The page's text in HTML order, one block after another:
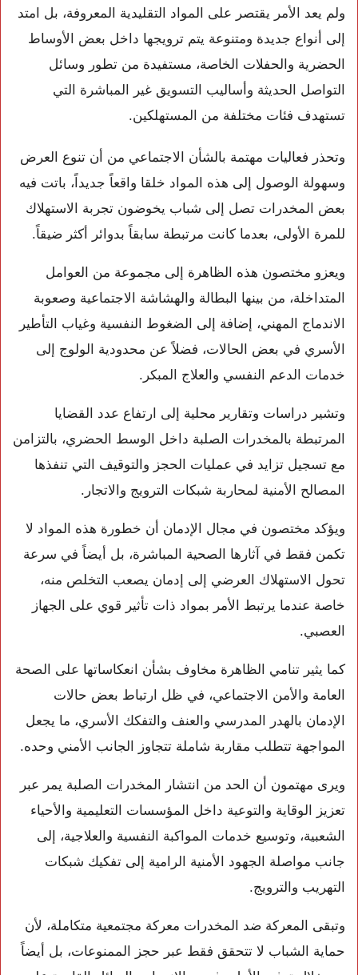
ولم يعد الأمر يقتصر على المواد التقليدية المعروفة، بل امتد
إلى أنواع جديدة ومتنوعة يتم ترويجها داخل بعض الأوساط
الحضرية والحفلات الخاصة، مستفيدة من تطور وسائل
التواصل الحديثة وأساليب التسويق غير المباشرة التي
تستهدف فئات مختلفة من المستهلكين.
وتحذر فعاليات مهتمة بالشأن الاجتماعي من أن تنوع العرض
وسهولة الوصول إلى هذه المواد خلقا واقعاً جديداً، باتت فيه
بعض المخدرات تصل إلى شباب يخوضون تجربة الاستهلاك
للمرة الأولى، بعدما كانت مرتبطة سابقاً بدوائر أكثر ضيقاً.
ويعزو مختصون هذه الظاهرة إلى مجموعة من العوامل
المتداخلة، من بينها البطالة والهشاشة الاجتماعية وصعوبة
الاندماج المهني، إضافة إلى الضغوط النفسية وغياب التأطير
الأسري في بعض الحالات، فضلاً عن محدودية الولوج إلى
خدمات الدعم النفسي والعلاج المبكر.
وتشير دراسات وتقارير محلية إلى ارتفاع عدد القضايا
المرتبطة بالمخدرات الصلبة داخل الوسط الحضري، بالتزامن
مع تسجيل تزايد في عمليات الحجز والتوقيف التي تنفذها
المصالح الأمنية لمحاربة شبكات الترويج والاتجار.
ويؤكد مختصون في مجال الإدمان أن خطورة هذه المواد لا
تكمن فقط في آثارها الصحية المباشرة، بل أيضاً في سرعة
تحول الاستهلاك العرضي إلى إدمان يصعب التخلص منه،
خاصة عندما يرتبط الأمر بمواد ذات تأثير قوي على الجهاز
العصبي.
كما يثير تنامي الظاهرة مخاوف بشأن انعكاساتها على الصحة
العامة والأمن الاجتماعي، في ظل ارتباط بعض حالات
الإدمان بالهدر المدرسي والعنف والتفكك الأسري، ما يجعل
المواجهة تتطلب مقاربة شاملة تتجاوز الجانب الأمني وحده.
ويرى مهتمون أن الحد من انتشار المخدرات الصلبة يمر عبر
تعزيز الوقاية والتوعية داخل المؤسسات التعليمية والأحياء
الشعبية، وتوسيع خدمات المواكبة النفسية والعلاجية، إلى
جانب مواصلة الجهود الأمنية الرامية إلى تفكيك شبكات
التهريب والترويج.
وتبقى المعركة ضد المخدرات معركة مجتمعية متكاملة، لأن
حماية الشباب لا تتحقق فقط عبر حجز الممنوعات، بل أيضاً